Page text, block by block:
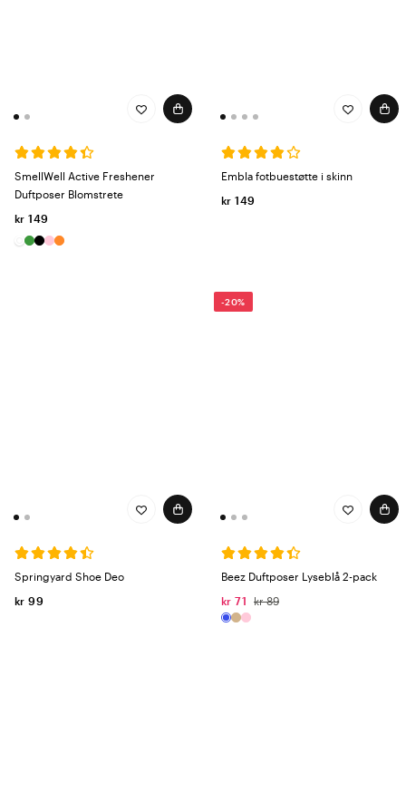
SmellWell Active Freshener
Duftposer Blomstrete
kr 149
Embla fotbuestøtte i skinn
kr 149
Springyard Shoe Deo
kr 99
-20%
Beez Duftposer Lyseblå 2-pack
kr 71
kr 89